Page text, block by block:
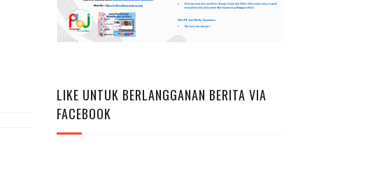
LIKE UNTUK BERLANGGANAN BERITA VIA
FACEBOOK